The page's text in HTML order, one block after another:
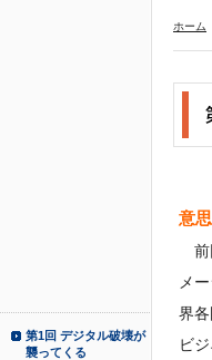
第1回 デジタル破壊が
襲ってくる
ホーム
意
前
メ
界
ビ